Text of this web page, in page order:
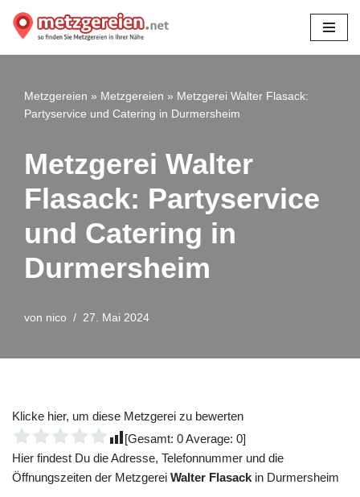
Zum
Metzgereien » Metzgereien » Metzgerei Walter Flasack:
Partyservice und Catering in Durmersheim
Metzgerei Walter
Flasack: Partyservice
und Catering in
Durmersheim
von nico 27. Mai 2024
Klicke hier, um diese Metzgerei zu bewerten
[Gesamt: 0Average: 0]
Hier findest Du die Adresse, Telefonnummer und die
Öffnungszeiten der Metzgerei Walter Flasack in Durmersheim